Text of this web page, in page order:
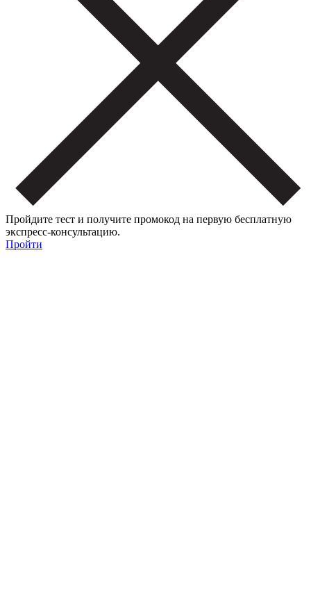
Пройдите тест и получите промокод на первую бесплатную
экспресс-консультацию.
Пройти